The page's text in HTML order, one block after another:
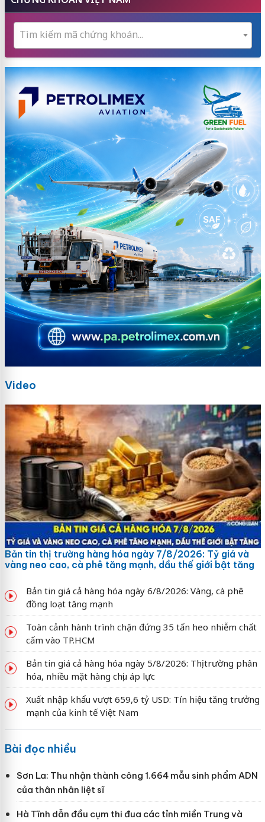
Tìm kiếm mã chứng khoán...
Video
Bản tin thị trường hàng hóa ngày 7/8/2026: Tỷ giá và
vàng neo cao, cà phê tăng mạnh, dầu thế giới bật tăng
Bản tin giá cả hàng hóa ngày 6/8/2026: Vàng, cà phê
đồng loạt tăng mạnh
Toàn cảnh hành trình chặn đứng 35 tấn heo nhiễm chất
cấm vào TP.HCM
Bản tin giá cả hàng hóa ngày 5/8/2026: Thị trường phân
hóa, nhiều mặt hàng chịu áp lực
Xuất nhập khẩu vượt 659,6 tỷ USD: Tín hiệu tăng trưởng
mạnh của kinh tế Việt Nam
Bài đọc nhiều
Sơn La: Thu nhận thành công 1.664 mẫu sinh phẩm ADN
của thân nhân liệt sĩ
Hà Tĩnh dẫn đầu cụm thi đua các tỉnh miền Trung và